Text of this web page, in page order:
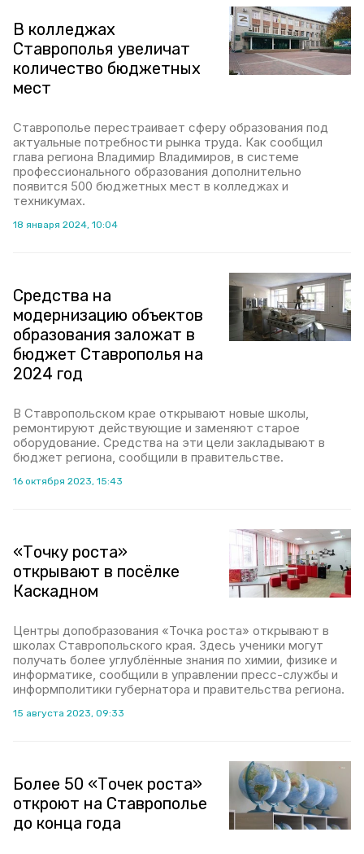
В колледжах
Ставрополья увеличат
количество бюджетных
мест
Ставрополье перестраивает сферу образования под
актуальные потребности рынка труда. Как сообщил
глава региона Владимир Владимиров, в системе
профессионального образования дополнительно
появится 500 бюджетных мест в колледжах и
техникумах.
18 января 2024, 10:04
Средства на
модернизацию объектов
образования заложат в
бюджет Ставрополья на
2024 год
В Ставропольском крае открывают новые школы,
ремонтируют действующие и заменяют старое
оборудование. Средства на эти цели закладывают в
бюджет региона, сообщили в правительстве.
16 октября 2023, 15:43
«Точку роста»
открывают в посёлке
Каскадном
Центры допобразования «Точка роста» открывают в
школах Ставропольского края. Здесь ученики могут
получать более углублённые знания по химии, физике и
информатике, сообщили в управлении пресс-службы и
информполитики губернатора и правительства региона.
15 августа 2023, 09:33
Более 50 «Точек роста»
откроют на Ставрополье
до конца года